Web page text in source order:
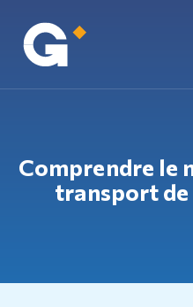
Comprendre le
transport de